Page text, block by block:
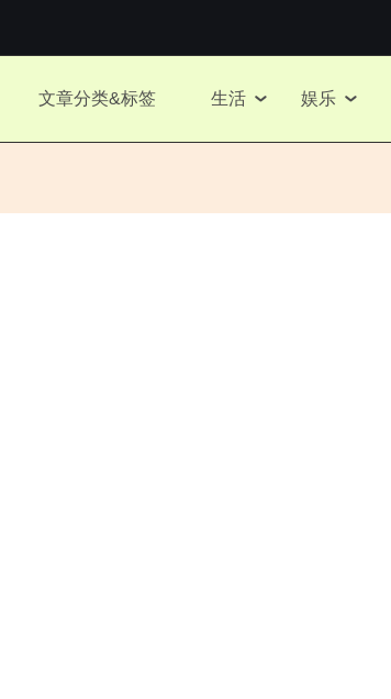
文章分类&标签 生活 娱乐